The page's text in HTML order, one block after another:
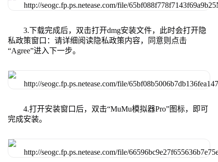
3.下载完成后，双击打开dmg安装文件，此时会打开隐
私政策窗口：请详细阅读隐私政策内容，同意则点击
“Agree”进入下一步。
4.打开安装窗口后，双击“MuMu模拟器Pro”图标，即可
完成安装。